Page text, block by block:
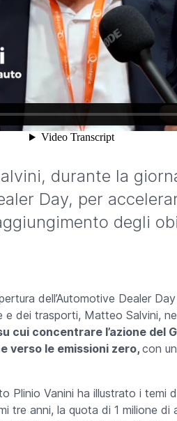
durante la
Day, per
degli
dell’Automotive Dealer
dei trasporti, Matteo Salvini,
cui concentrare l’azione del
verso le emissioni zero,con
Plinio Vanini ha illustrato i temi
tre anni, la quota di 1 milione